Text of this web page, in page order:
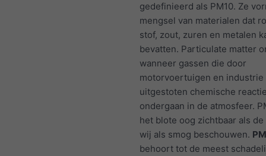
gedefinieerd als PM10. Ze
mengsel van materialen dat
stof, zout, zuren en metalen
bevatten. Particulate matter
wanneer gassen die door
motorvoertuigen en industrie
uitgestoten chemische
ondergaan in de atmosfeer.
het blote oog zichtbaar als
wij als smog beschouwen.
behoort tot de meest